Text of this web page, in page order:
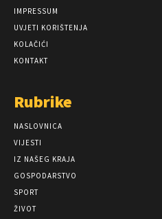
IMPRESSUM
UVJETI KORIŠTENJA
KOLAČIĆI
KONTAKT
Rubrike
NASLOVNICA
VIJESTI
IZ NAŠEG KRAJA
GOSPODARSTVO
SPORT
ŽIVOT